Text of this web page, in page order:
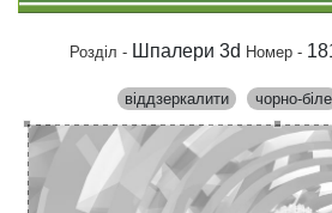
Розділ - Шпалери 3d Номер -
віддзеркалити чорно-біле